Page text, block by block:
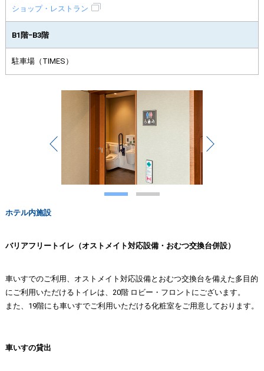
ショップ・レストラン
B1階−B3階
駐車場（TIMES）
ホテル内施設
バリアフリートイレ（オストメイト対応設備・おむつ交換台併設）
車いすでのご利用、オストメイト対応設備とおむつ交換台を備えた多目的
にご利用いただけるトイレは、20階 ロビー・フロントにございます。
また、19階にも車いすでご利用いただける化粧室をご用意しております。
車いすの貸出